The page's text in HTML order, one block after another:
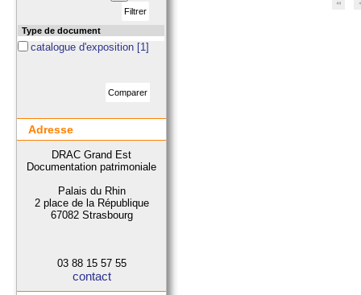
Type de document
catalogue d'exposition [1]
Adresse
DRAC Grand Est
Documentation patrimoniale
Palais du Rhin
2 place de la République
67082 Strasbourg
03 88 15 57 55
contact